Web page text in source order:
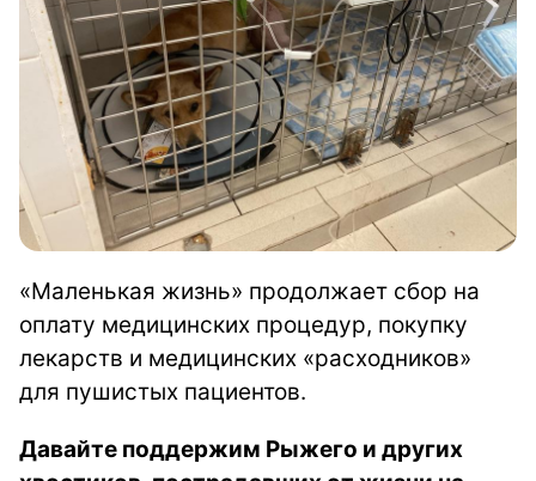
«Маленькая жизнь» продолжает сбор на
оплату медицинских процедур, покупку
лекарств и медицинских «расходников»
для пушистых пациентов.
Давайте поддержим Рыжего и других